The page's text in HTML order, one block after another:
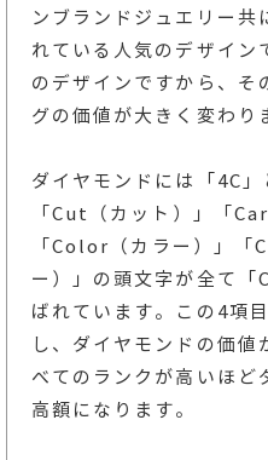
ンブランドジュエリー共
れている人気のデザイン
のデザインですから、そ
グの価値が大きく変わり
ダイヤモンドには「4C」
「Cut（カット）」「
「Color（カラー）」
ー）」の頭文字が全て「
ばれています。この4項
し、ダイヤモンドの価
べてのランクが高いほど
高額になります。